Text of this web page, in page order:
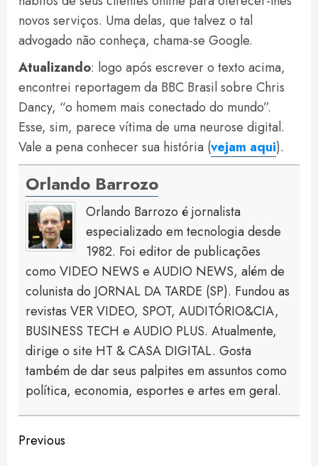
novos serviços. Uma delas, que talvez o tal
advogado não conheça, chama-se Google.
Atualizando: logo após escrever o texto acima,
encontrei reportagem da BBC Brasil sobre Chris
Dancy, “o homem mais conectado do mundo”.
Esse, sim, parece vítima de uma neurose digital.
Vale a pena conhecer sua história (vejam aqui).
Orlando Barrozo
Orlando Barrozo é jornalista
especializado em tecnologia desde
1982. Foi editor de publicações
como VIDEO NEWS e AUDIO NEWS, além de
colunista do JORNAL DA TARDE (SP). Fundou as
revistas VER VIDEO, SPOT, AUDITÓRIO&CIA,
BUSINESS TECH e AUDIO PLUS. Atualmente,
dirige o site HT & CASA DIGITAL. Gosta
também de dar seus palpites em assuntos como
política, economia, esportes e artes em geral.
Continue
Previous